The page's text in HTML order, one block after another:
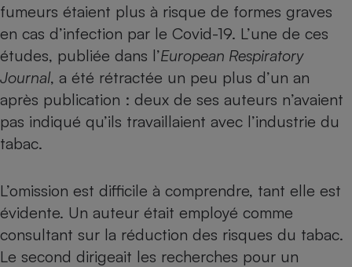
fumeurs étaient plus à risque de formes graves
en cas d’infection par le Covid-19. L’une de ces
études, publiée dans l’European Respiratory
Journal, a été rétractée un peu plus d’un an
après publication : deux de ses auteurs n’avaient
pas indiqué qu’ils travaillaient avec l’industrie du
tabac.
L’omission est difficile à comprendre, tant elle est
évidente. Un auteur était employé comme
consultant sur la réduction des risques du tabac.
Le second dirigeait les recherches pour un
Complément
alimentaire
Assurance emprunteur
Petit électroménager -
Lave-linge
Téléviseur
Mutuelle
Antimoustique